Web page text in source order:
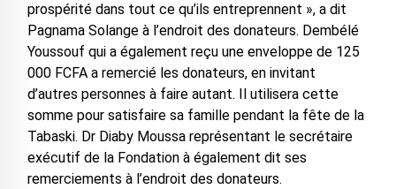
prospérité dans tout ce qu’ils entreprennent », a dit
Pagnama Solange à l’endroit des donateurs. Dembélé
Youssouf qui a également reçu une enveloppe de 125
000 FCFA a remercié les donateurs, en invitant
d’autres personnes à faire autant. Il utilisera cette
somme pour satisfaire sa famille pendant la fête de la
Tabaski. Dr Diaby Moussa représentant le secrétaire
exécutif de la Fondation à également dit ses
remerciements à l’endroit des donateurs.